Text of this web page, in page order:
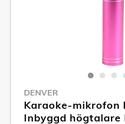
DENVER
Karaoke-mikrofon
Inbyggd högtalare